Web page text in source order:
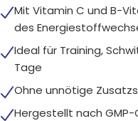
Mit Vitamin C und B-
des
Ideal für Training,
Tage
Ohne unnötige
Hergestellt nach